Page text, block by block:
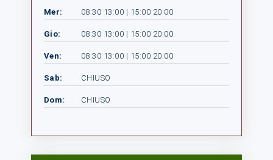
Mer: 08:30 13:00 | 15:00 20:00
Gio: 08:30 13:00 | 15:00 20:00
Ven: 08:30 13:00 | 15:00 20:00
Sab: CHIUSO
Dom: CHIUSO